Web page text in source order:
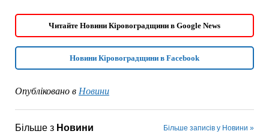
Читайте Новини Кіровоградщини в Google News
Новини Кіровоградщини в Facebook
Опубліковано в Новини
Більше з Новини Більше записів у Новини »